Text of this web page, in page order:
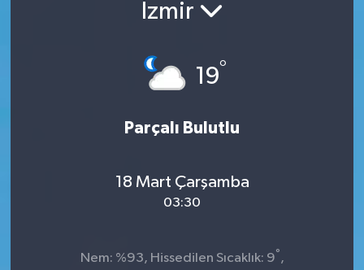
İzmir
19°
Parçalı Bulutlu
18 Mart Çarşamba
03:30
Nem: %93, Hissedilen Sıcaklık: 9° ,